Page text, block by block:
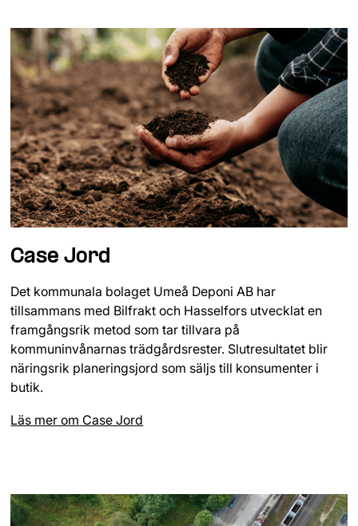
Case Jord
Det kommunala bolaget Umeå Deponi AB har
tillsammans med Bilfrakt och Hasselfors utvecklat en
framgångsrik metod som tar tillvara på
kommuninvånarnas trädgårdsrester. Slutresultatet blir
näringsrik planeringsjord som säljs till konsumenter i
butik.
Läs mer om Case Jord